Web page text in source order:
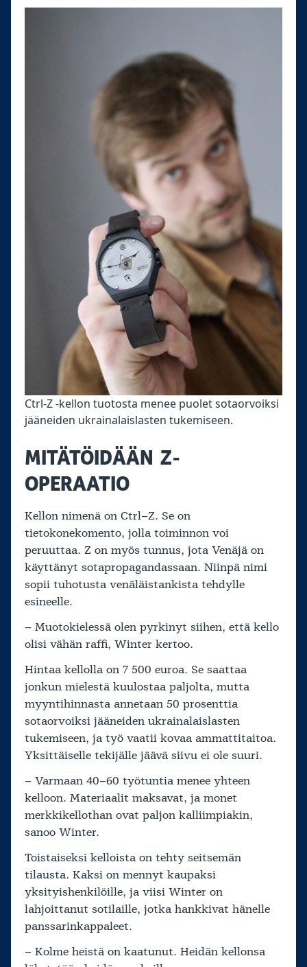
Ctrl-Z -kellon tuotosta menee puolet sotaorvoiksi
jääneiden ukrainalaislasten tukemiseen.
MITÄTÖIDÄÄN Z-
OPERAATIO
Kellon nimenä on Ctrl–Z. Se on
tietokonekomento, jolla toiminnon voi
peruuttaa. Z on myös tunnus, jota Venäjä on
käyttänyt sotapropagandassaan. Niinpä nimi
sopii tuhotusta venäläistankista tehdylle
esineelle.
– Muotokielessä olen pyrkinyt siihen, että kello
olisi vähän raffi, Winter kertoo.
Hintaa kellolla on 7 500 euroa. Se saattaa
jonkun mielestä kuulostaa paljolta, mutta
myyntihinnasta annetaan 50 prosenttia
sotaorvoiksi jääneiden ukrainalaislasten
tukemiseen, ja työ vaatii kovaa ammattitaitoa.
Yksittäiselle tekijälle jäävä siivu ei ole suuri.
– Varmaan 40–60 työtuntia menee yhteen
kelloon. Materiaalit maksavat, ja monet
merkkikellothan ovat paljon kalliimpiakin,
sanoo Winter.
Toistaiseksi kelloista on tehty seitsemän
tilausta. Kaksi on mennyt kaupaksi
yksityishenkilöille, ja viisi Winter on
lahjoittanut sotilaille, jotka hankkivat hänelle
panssarinkappaleet.
– Kolme heistä on kaatunut. Heidän kellonsa